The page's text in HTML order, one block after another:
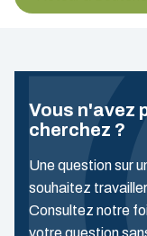
Vous n'avez
cherchez ?
Une question sur
souhaitez
Consultez notre
votre question